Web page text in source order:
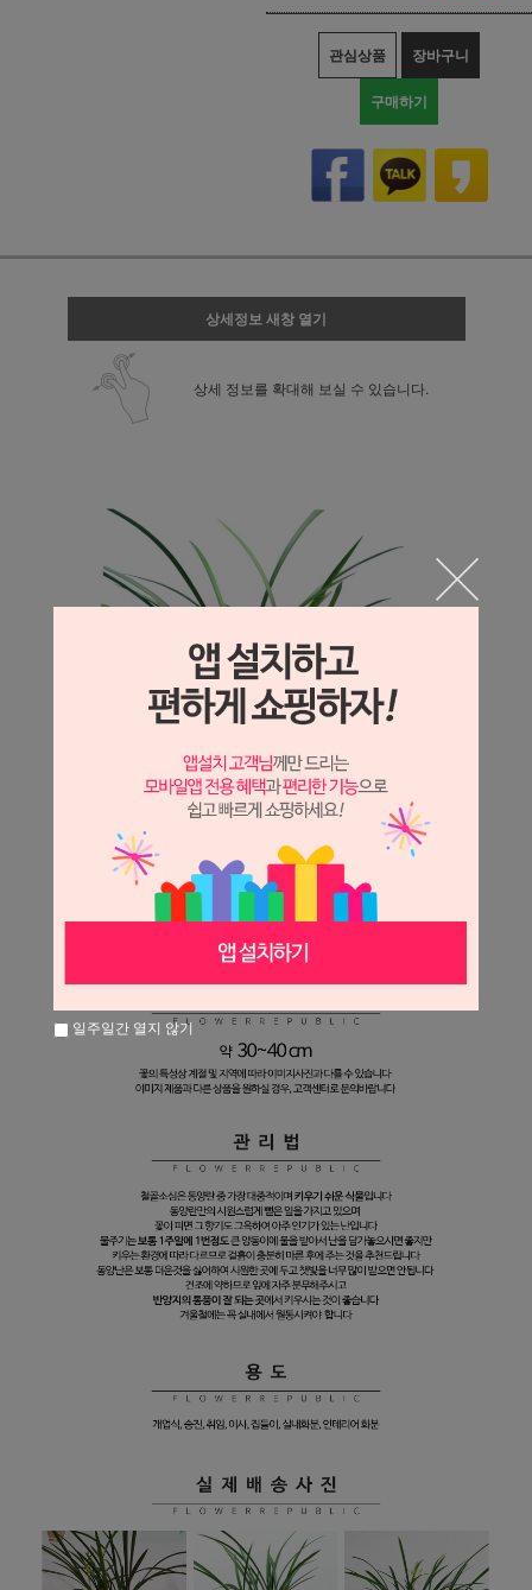
관심상품 장바구니
구매하기
상세정보 새창 열기
상세 정보를 확대해 보실 수 있습니다.
일주일간 열지 않기